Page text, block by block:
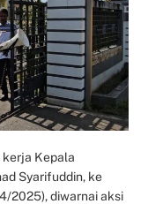
kerja Kepala
Syarifuddin, ke
2025), diwarnai aksi